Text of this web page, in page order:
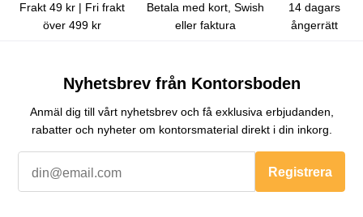
Frakt 49 kr | Fri frakt
över 499 kr
Betala med kort, Swish
eller faktura
14 dagars
ångerrätt
Nyhetsbrev från Kontorsboden
Anmäl dig till vårt nyhetsbrev och få exklusiva erbjudanden,
rabatter och nyheter om kontorsmaterial direkt i din inkorg.
Registrera